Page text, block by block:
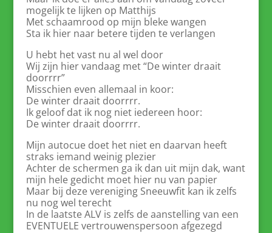
mogelijk te lijken op Matthijs
Met schaamrood op mijn bleke wangen
Sta ik hier naar betere tijden te verlangen
U hebt het vast nu al wel door
Wij zijn hier vandaag met “De winter draait
doorrrr”
Misschien even allemaal in koor:
De winter draait doorrrr.
Ik geloof dat ik nog niet iedereen hoor:
De winter draait doorrrr.
Mijn autocue doet het niet en daarvan heeft
straks iemand weinig plezier
Achter de schermen ga ik dan uit mijn dak, want
mijn hele gedicht moet hier nu van papier
Maar bij deze vereniging Sneeuwfit kan ik zelfs
nu nog wel terecht
In de laatste ALV is zelfs de aanstelling van een
EVENTUELE vertrouwenspersoon afgezegd